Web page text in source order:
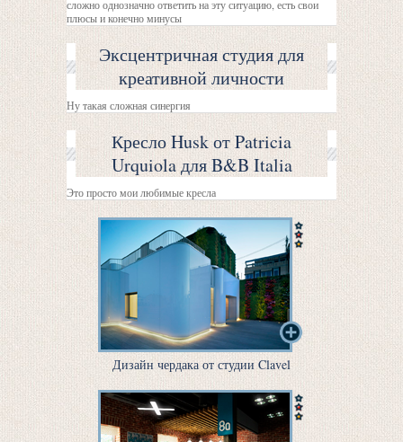
сложно однозначно ответить на эту ситуацию, есть свои
плюсы и конечно минусы
Эксцентричная студия для
креативной личности
Ну такая сложная синергия
Кресло Husk от Patricia
Urquiola для B&B Italia
Это просто мои любимые кресла
Дизайн чердака от студии Clavel